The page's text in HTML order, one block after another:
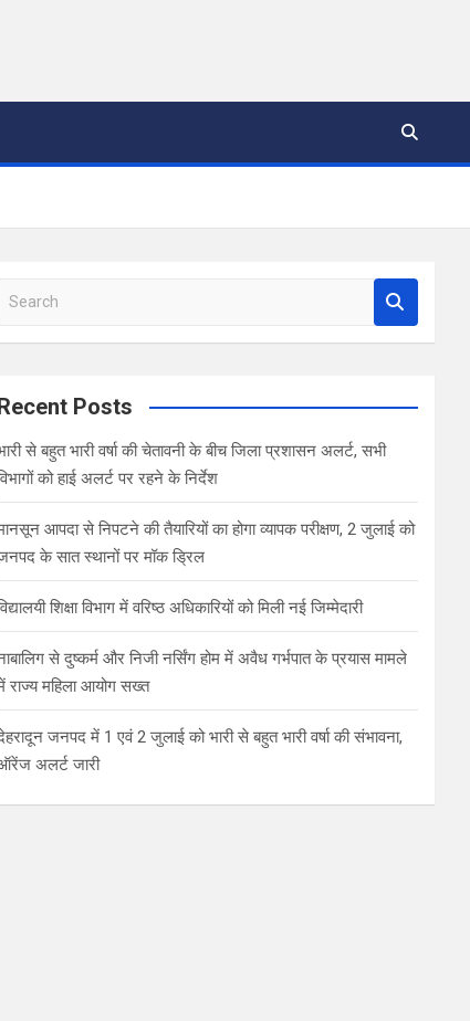
Posts
से बहुत भारी वर्षा की चेतावनी के बीच जिला प्रशासन अलर्ट, सभी
को हाई अलर्ट पर रहने के निर्देश
आपदा से निपटने की तैयारियों का होगा व्यापक परीक्षण, 2 जुलाई को
के सात स्थानों पर मॉक ड्रिल
शिक्षा विभाग में वरिष्ठ अधिकारियों को मिली नई जिम्मेदारी
से दुष्कर्म और निजी नर्सिंग होम में अवैध गर्भपात के प्रयास मामले
राज्य महिला आयोग सख्त
जनपद में 1 एवं 2 जुलाई को भारी से बहुत भारी वर्षा की संभावना,
अलर्ट जारी